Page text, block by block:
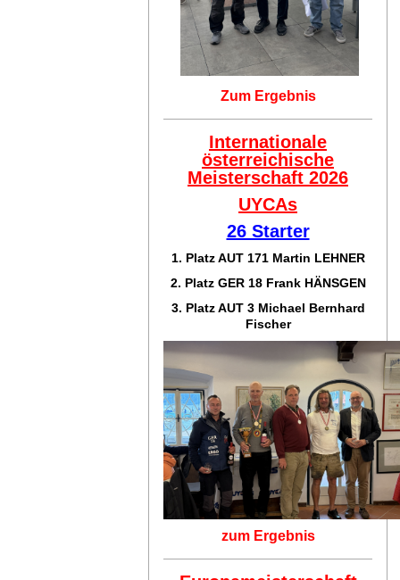
Zum Ergebnis
Internationale
österreichische
Meisterschaft 2026
UYCAs
26 Starter
1. Platz AUT 171 Martin LEHNER
2. Platz GER 18 Frank HÄNSGEN
3. Platz AUT 3 Michael Bernhard
Fischer
zum Ergebnis